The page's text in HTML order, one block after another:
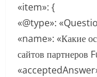
«item»: {
«@type»:
«name»: «Какие
сайтов партнеров